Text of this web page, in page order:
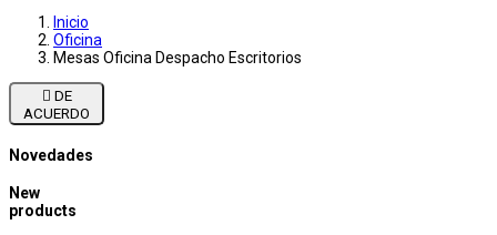
Inicio
Oficina
Mesas Oficina Despacho Escritorios

ACUERDO
Novedades
New
products